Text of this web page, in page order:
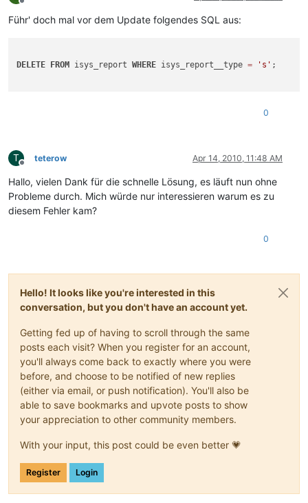
Offline
Führ' doch mal vor dem Update folgendes SQL aus:
DELETE FROM isys_report WHERE isys_report__type = 's' ;
0
T
Offline
teterow Apr 14, 2010, 11:48 AM
Hallo, vielen Dank für die schnelle Lösung, es läuft nun ohne
Probleme durch. Mich würde nur interessieren warum es zu
diesem Fehler kam?
0
Hello! It looks like you're interested in this
conversation, but you don't have an account yet.
Getting fed up of having to scroll through the same
posts each visit? When you register for an account,
you'll always come back to exactly where you were
before, and choose to be notified of new replies
(either via email, or push notification). You'll also be
able to save bookmarks and upvote posts to show
your appreciation to other community members.
With your input, this post could be even better 💗
Register Login